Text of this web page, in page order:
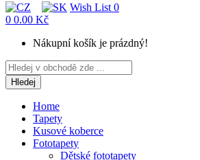
Wish List 0
0 0.00 Kč
Nákupní košík je prázdný!
Hledej
Home
Tapety
Kusové koberce
Fototapety
Dětské fototapety